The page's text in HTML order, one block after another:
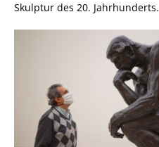
Skulptur des 20. Jahrhunderts.